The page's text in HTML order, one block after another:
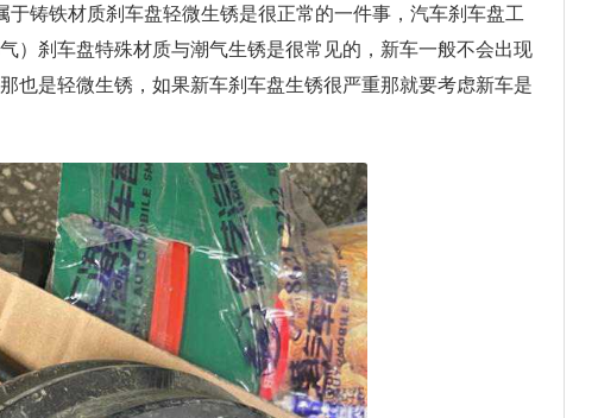
铸铁材质刹车盘轻微生锈是很正常的一件事，汽车刹车盘工
）刹车盘特殊材质与潮气生锈是很常见的，新车一般不会出现
也是轻微生锈，如果新车刹车盘生锈很严重那就要考虑新车是